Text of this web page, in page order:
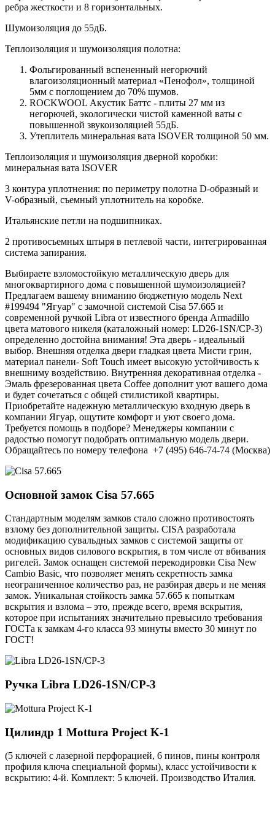
ребра жесткости и 8 горизонтальных.
Шумоизоляция до 55дБ.
Теплоизоляция и шумоизоляция полотна:
Фольгированный вспененный негорючий
влагоизоляционный материал «Пенофол», толщиной
5мм с поглощением до 70% шумов.
ROCKWOOL Акустик Баттс - плиты 27 мм из
негорючей, экологически чистой каменной ваты с
повышенной звукоизоляцией 55дБ.
Утеплитель минеральная вата ISOVER толщиной 50 мм.
Теплоизоляция и шумоизоляция дверной коробки:
минеральная вата ISOVER
3 контура уплотнения: по периметру полотна D-образный и
V-образный, съемный уплотнитель на коробке.
Итальянские петли на подшипниках.
2 противосъемных штыря в петлевой части, интегрированная
система запирания.
Выбираете взломостойкую металлическую дверь для
многоквартирного дома с повышенной шумоизоляцией?
Предлагаем вашему вниманию бюджетную модель Next
#199494 "Ягуар" с замочной системой Cisa 57.665 и
современной ручкой Libra от известного бренда Armadillo
цвета матового никеля (каталожный номер: LD26-1SN/CP-3)
определенно достойна внимания! Эта дверь - идеальный
выбор. Внешняя отделка двери гладкая цвета Мисти грин,
материал панели- Soft Touch имеет высокую устойчивость к
внешниму воздействию. Внутренняя декоративная отделка -
Эмаль фрезерованная цвета Coffee дополнит уют вашего дома
и будет сочетаться с общей стилистикой квартиры.
Приобретайте надежную металлическую входную дверь в
компании Ягуар, ощутите комфорт и уют своего дома.
Требуется помощь в подборе? Менеджеры компании с
радостью помогут подобрать оптимальную модель двери.
Обращайтесь по номеру телефона +7 (495) 646-74-74 (Москва)
Основной замок Cisa 57.665
Стандартным моделям замков стало сложно противостоять
взлому без дополнительной защиты. CISA разработала
модификацию сувальдных замков с системой защиты от
основных видов силового вскрытия, в том числе от вбивания
ригелей. Замок оснащен системой перекодировки Cisa New
Cambio Basic, что позволяет менять секретность замка
неограниченное количество раз, не разбирая дверь и не меняя
замок. Уникальная стойкость замка 57.665 к попыткам
вскрытия и взлома – это, прежде всего, время вскрытия,
которое при испытаниях значительно превысило требования
ГОСТа к замкам 4-го класса 93 минуты вместо 30 минут по
ГОСТ!
Ручка Libra LD26-1SN/CP-3
Цилиндр 1 Mottura Project K-1
(5 ключей с лазерной перфорацией, 6 пинов, пины контроля
профиля ключа специальной формы), класс устойчивости к
вскрытию: 4-й. Комплект: 5 ключей. Производство Италия.